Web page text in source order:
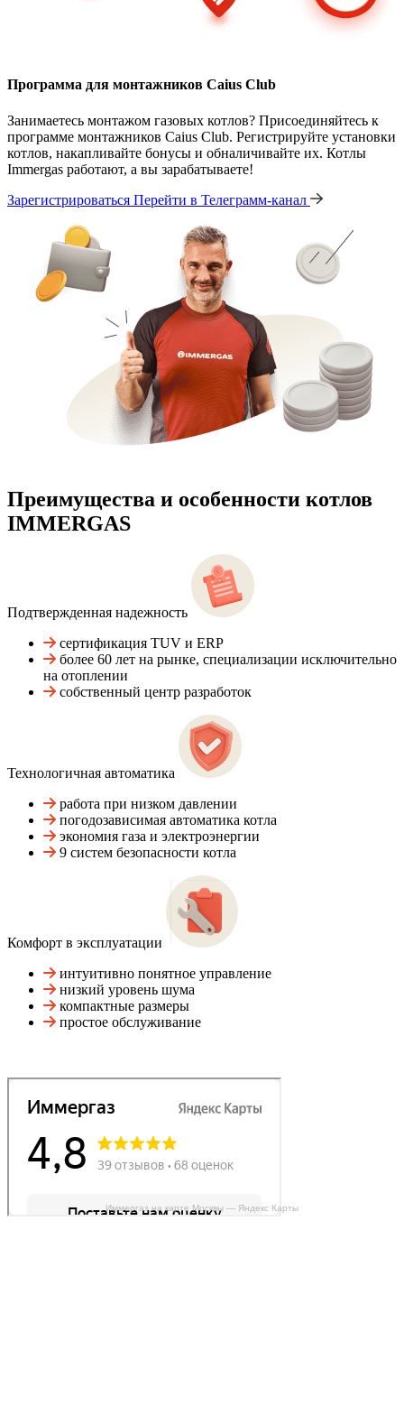
Программа для монтажников Caius Club
Занимаетесь монтажом газовых котлов? Присоединяйтесь к
программе монтажников Caius Club. Регистрируйте установки
котлов, накапливайте бонусы и обналичивайте их. Котлы
Immergas работают, а вы зарабатываете!
Зарегистрироваться Перейти в Телеграмм-канал
Преимущества и особенности котлов
IMMERGAS
Подтвержденная надежность
сертификация TUV и ERP
более 60 лет на рынке, специализации исключительно
на отоплении
собственный центр разработок
Технологичная автоматика
работа при низком давлении
погодозависимая автоматика котла
экономия газа и электроэнергии
9 систем безопасности котла
Комфорт в эксплуатации
интуитивно понятное управление
низкий уровень шума
компактные размеры
простое обслуживание
Иммергаз на карте Москвы — Яндекс Карты